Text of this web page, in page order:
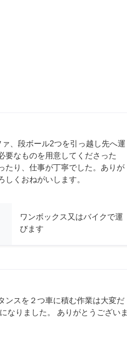
、段ボール2つを引っ越し先へ運
要なものを用意してくださった
たり、仕事が丁寧でした。ありが
しくおねがいします。
ワンボックス又はバイクで運
びます
ンスを２つ車に積む作業は大変だ
なりました。 ありがとうございま